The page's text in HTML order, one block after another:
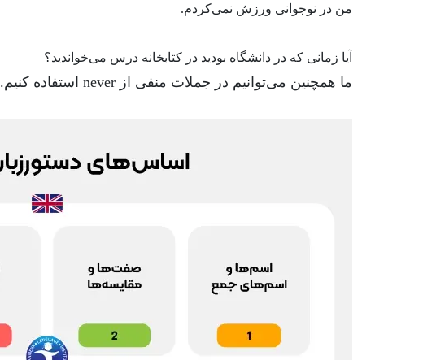
من در نوجوانی ورزش نمی‌کردم.
آیا زمانی که در دانشگاه بودید در کتابخانه درس می‌خواندید؟
ما همچنین می‌توانیم در جملات منفی از never استفاده کنیم.